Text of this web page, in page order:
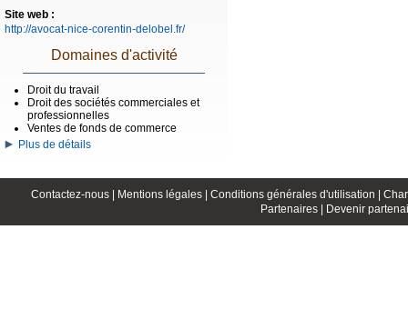
Site web :
http://avocat-nice-corentin-delobel.fr/
Domaines d'activité
Droit du travail
Droit des sociétés commerciales et
professionnelles
Ventes de fonds de commerce
Plus de détails
Contactez-nous | Mentions légales | Conditions générales d'utilisation |
Partenaires |
Devenir